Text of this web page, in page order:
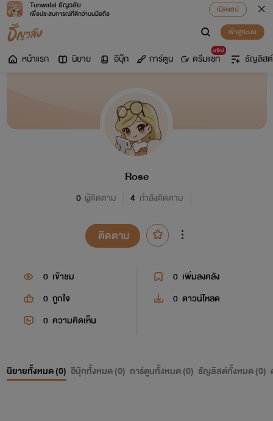
Tunwalai ธัญวลัย
เพื่อประสบการณ์ที่ดีกว่าบนมือถือ
เปิดแอป
เข้าสู่ระบบ
หน้าแรก นิยาย อีบุ๊ก การ์ตูน
มาใหม่
ดรีมแชท ธัญลิสต์
Rose
0 ผู้ติดตาม 4 กำลังติดตาม
ติดตาม
0 เข้าชม 0 เพิ่มลงคลัง
0 ถูกใจ 0 ดาวน์โหลด
0 ความคิดเห็น
นิยายทั้งหมด (0) อีบุ๊กทั้งหมด (0) การ์ตูนทั้งหมด (0) ธัญลิสต์ทั้งหมด (0)